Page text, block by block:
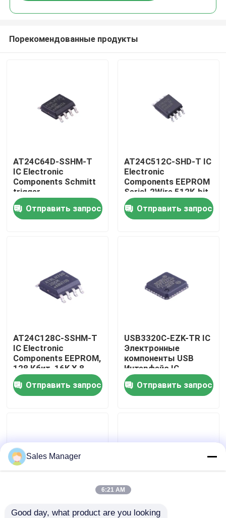
Видео
Путешествие фабрики
Проверка качества
Спросите цитату
ИС интегральные схемы
Порекомендованные продукты
AT24C64D-SSHM-T
IC Electronic
Components Schmitt
trigger,
фильтрованные
входы для
подавления шума
Отправить запрос
AT24C512C-SHD-T IC
Electronic
Components EEPROM
Serial-2Wire 512K-bit
64K x 8 3.3V/5V 8-Pin
SOIC EIAJ T/R
Отправить запрос
AT24C128C-SSHM-T
IC Electronic
Components EEPROM,
128 Кбит, 16K X 8
бит, 1 МГц, I2C, SOIC,
8 пинОтправить запрос
USB3320C-EZK-TR IC
Электронные
компоненты USB
Интерфейс IC
Высокая скорость
USB 1.8V ULPI
Отправить запрос
CC1101RGPR IC CC2530F256RHAR IC
Sales Manager
6:21 AM
Good day, what product are you looking